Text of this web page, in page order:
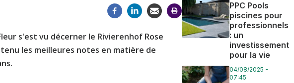
s'est vu décerner le Rivierenhof Rose
les meilleures notes en matière de
PPC Pools
piscines pour
professionnels
: un
investissement
pour la vie
04/08/2025 -
07:45